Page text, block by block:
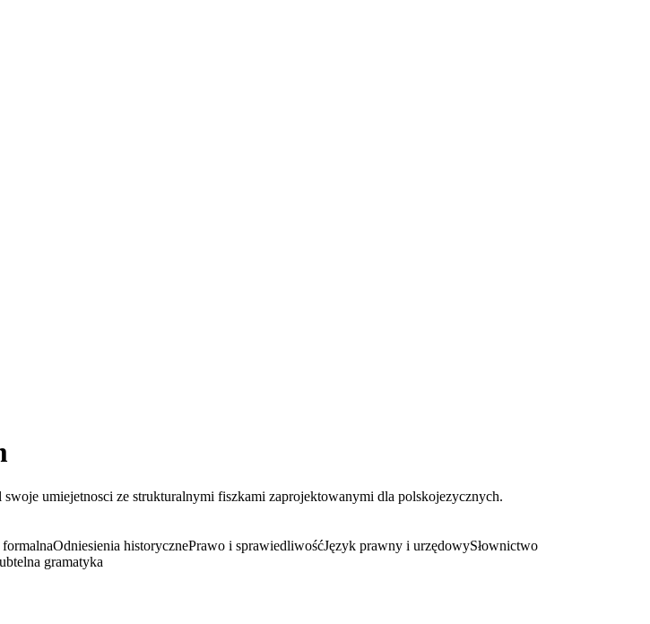
umiejetnosci ze strukturalnymi fiszkami zaprojektowanymi dla polskojezycznych.
Odniesienia historycznePrawo i sprawiedliwośćJęzyk prawny i urzędowySłownictwo
gramatyka